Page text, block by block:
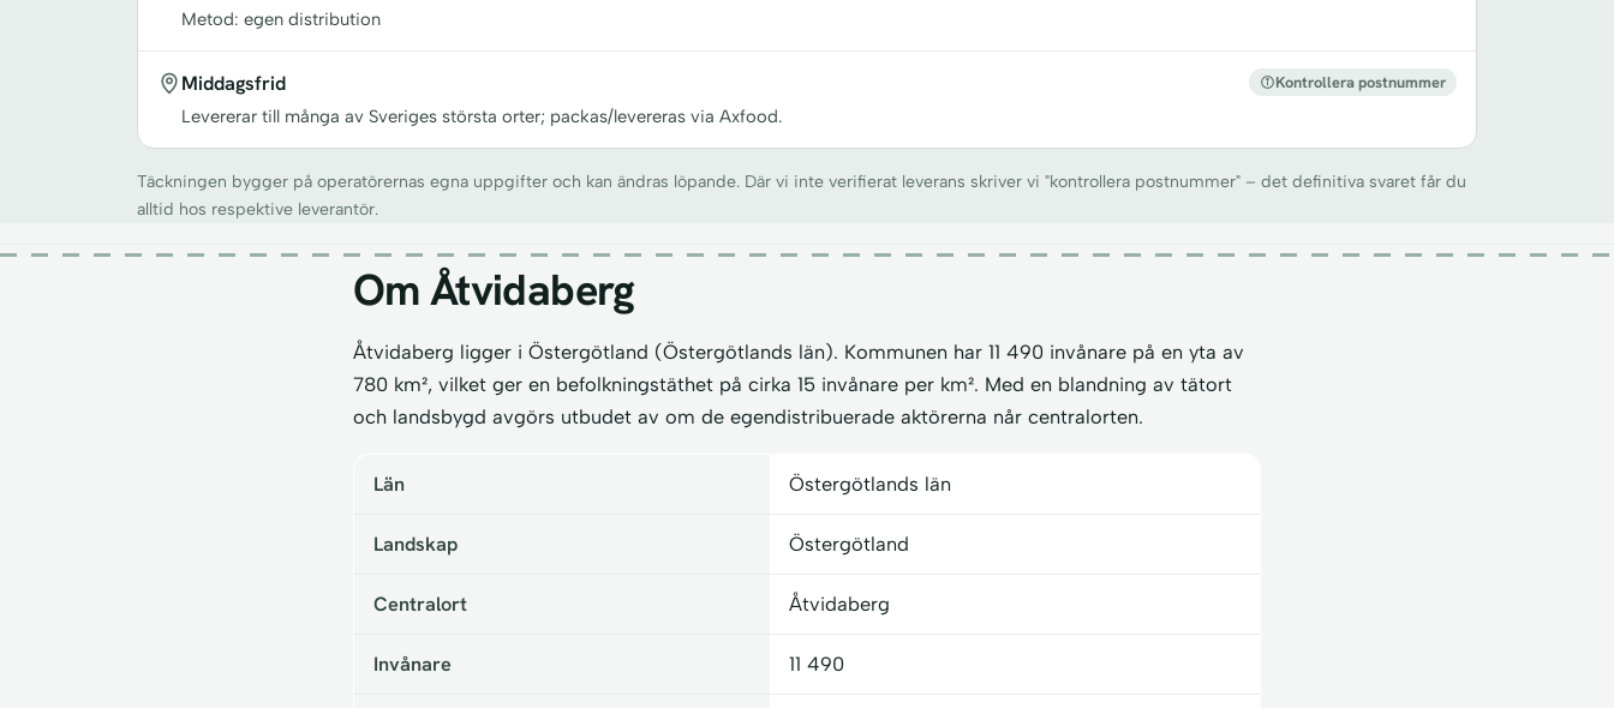
Metod: egen distribution
Middagsfrid
Levererar till många av Sveriges största orter; packas/levereras via Axfood.
Kontrollera postnummer
Täckningen bygger på operatörernas egna uppgifter och kan ändras löpande. Där vi inte verifierat leverans skriver vi "kontrollera postnummer" – det definitiva svaret får du
alltid hos respektive leverantör.
Om Åtvidaberg
Åtvidaberg ligger i Östergötland (Östergötlands län). Kommunen har 11 490 invånare på en yta av
780 km², vilket ger en befolkningstäthet på cirka 15 invånare per km². Med en blandning av tätort
och landsbygd avgörs utbudet av om de egendistribuerade aktörerna når centralorten.
Län Östergötlands län
Landskap Östergötland
Centralort Åtvidaberg
Invånare 11 490